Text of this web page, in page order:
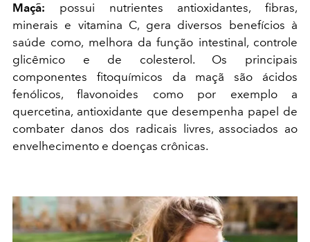
Maçã: possui nutrientes antioxidantes, fibras,
minerais e vitamina C, gera diversos benefícios à
saúde como, melhora da função intestinal, controle
glicêmico e de colesterol. Os principais
componentes fitoquímicos da maçã são ácidos
fenólicos, flavonoides como por exemplo a
quercetina, antioxidante que desempenha papel de
combater danos dos radicais livres, associados ao
envelhecimento e doenças crônicas.